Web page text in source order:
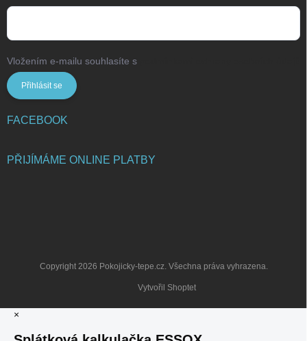
Vložením e-mailu souhlasíte s
Přihlásit se
FACEBOOK
PŘIJÍMÁME ONLINE PLATBY
Vytvořil Shoptet
Copyright 2026 Pokojicky-tepe.cz. Všechna práva vyhrazena.
×